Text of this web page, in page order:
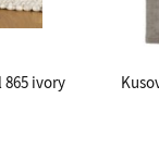
865 ivory